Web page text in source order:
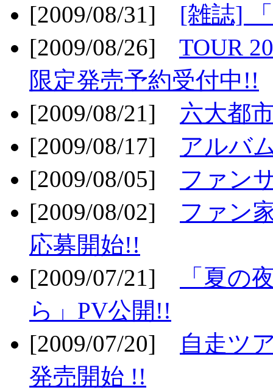
[2009/08/31] [雑誌]
[2009/08/26] TOUR
限定発売予約受付中!!
[2009/08/21] 六大都
[2009/08/17] アルバ
[2009/08/05] ファン
[2009/08/02] ファン
応募開始!!
[2009/07/21]
「夏の
ら」PV公開!!
[2009/07/20]
自走ツ
発売開始 !!